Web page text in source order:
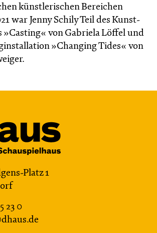
künstlerischen Bereichen
war Jenny Schily Teil des Kunst-
»Casting« von Gabriela Löffel und
»Changing Tides« von
Platz 1
23 0